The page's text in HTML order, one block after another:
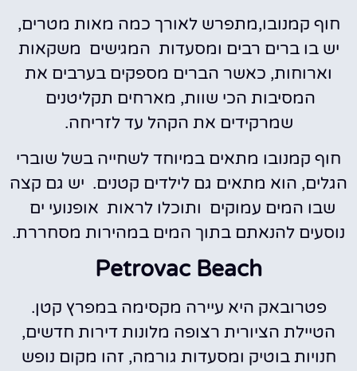
חוף קמנובו,מתפרש לאורך כמה מאות מטרים,
יש בו ברים רבים ומסעדות המגישים משקאות
וארוחות, כאשר הברים מספקים בערבים את
המסיבות הכי שוות, מארחים תקליטנים
שמרקידים את הקהל עד לזריחה.
חוף קמנובו מתאים במיוחד לשחייה בשל שוברי
הגלים, הוא מתאים גם לילדים קטנים. יש גם קצה
שבו המים עמוקים ותוכלו לראות אופנועי ים
נוסעים להנאתם בתוך המים במהירות מסחררת.
Petrovac Beach
פטרובאק היא עיירה מקסימה במפרץ קטן.
הטיילת הציורית רצופה מלונות דירות חדשים,
חנויות בוטיק ומסעדות גורמה, זהו מקום נופש